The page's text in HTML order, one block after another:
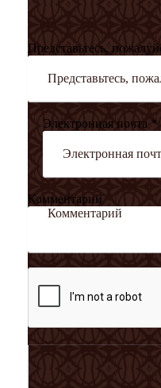
Представьтесь,
Электронная почта *
Комментарий